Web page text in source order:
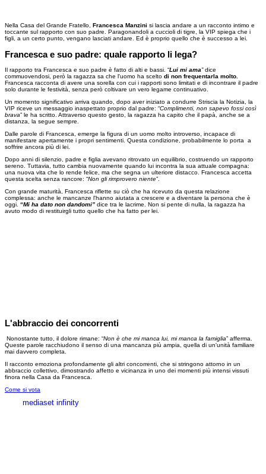
Nella Casa del Grande Fratello, Francesca Manzini si lascia andare a un racconto intimo e
toccante sul rapporto con suo padre. Paragonandoli a cuccioli di tigre, la VIP spiega che i
figli, a un certo punto, vengano lasciati andare. Ed è proprio quello che è successo a lei.
Francesca e suo padre: quale rapporto li lega?
Il rapporto tra Francesca e suo padre è fatto di alti e bassi. “Lui mi ama”dice
commuovendosi, però la ragazza sa che l'uomo ha scelto di non frequentarla molto.
Francesca racconta di avere una sorella con cui i rapporti sono limitati e di incontrare il padre
solo durante le festività, senza però coltivare un vero legame continuativo.
Un momento significativo arriva quando, dopo aver iniziato a condurre Striscia la Notizia, la
VIP riceve un messaggio inaspettato proprio dal padre: “Complimenti, non sapevo fossi così
brava” le ha scritto. Attraverso questo gesto, la ragazza ha capito che il papà, anche se a
distanza, la segue sempre.
Dalle parole di Francesca, emerge la figura di un uomo molto introverso, incapace di
manifestare apertamente i propri sentimenti. Questa condizione, probabilmente lo porta a
soffrire ancora più di lei.
Dopo anni di silenzio, padre e figlia avevano ritrovato un equilibrio, costruendo un rapporto
sereno. Tuttavia, tutto cambia nuovamente quando lui incontra la sua attuale compagna:
una nuova vita che lo rende felice, ma che segna un ulteriore distacco. Francesca accetta
questa scelta senza rancore: “Non gli rimprovero niente”.
Con grande maturità, Francesca riflette su ciò che ha ricevuto da questa relazione
complessa: anche le mancanze l'hanno aiutata a crescere e a diventare la persona che è
oggi. “Mi ha dato non dandomi” dice tra le lacrime. Non si pente di nulla, la ragazza ha
avuto modo di restituirgli tutto quello che ha fatto per lei.
L'abbraccio dei concorrenti
Nonostante tutto, il dolore rimane: “Non è che mi manca lui, mi manca la famiglia” afferma.
Queste parole racchiudono il senso di una mancanza più ampia, quella di un'unità familiare
mai davvero completa.
Il racconto emoziona profondamente gli altri concorrenti, che si stringono attorno in un
abbraccio collettivo, dimostrando affetto e vicinanza in uno dei momenti più intensi vissuti
finora nella Casa da Francesca.
Come si vota
mediaset infinity